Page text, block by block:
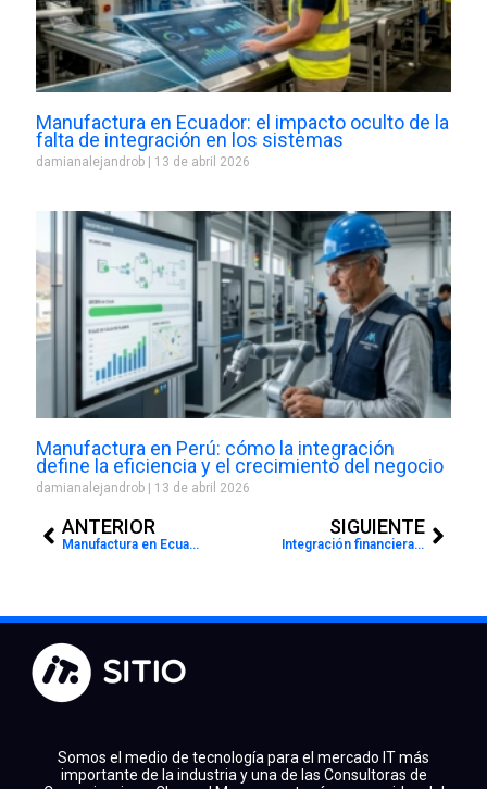
Manufactura en Ecuador: el impacto oculto de la
falta de integración en los sistemas
damianalejandrob 13 de abril 2026
Manufactura en Perú: cómo la integración
define la eficiencia y el crecimiento del negocio
damianalejandrob 13 de abril 2026
ANTERIOR
Manufactura en Ecuador: el impacto oculto de la falta de integración en los sistemas
SIGUIENTE
Integración financiera en Ecuador: cómo escalar el negocio sin perder gobernanza
Somos el medio de tecnología para el mercado IT más
importante de la industria y una de las Consultoras de